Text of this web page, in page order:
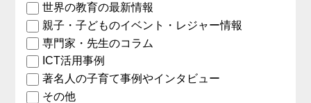
世界の教育の最新情報
親子・子どものイベント・レジャー情報
専門家・先生のコラム
ICT活用事例
著名人の子育て事例やインタビュー
その他